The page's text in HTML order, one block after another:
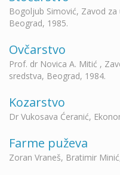
Bogoljub Simović, Zavod
Beograd, 1985.
Ovčarstvo
Prof. dr Novica A. Mitić ,
sredstva, Beograd, 1984.
Kozarstvo
Dr Vukosava Ćeranić,
Farme puževa
Zoran Vraneš, Bratimir